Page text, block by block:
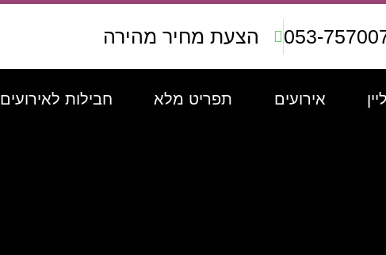
053- הצעת מחיר מהירה
אירועים תפריט מלא חבילות לאירועים